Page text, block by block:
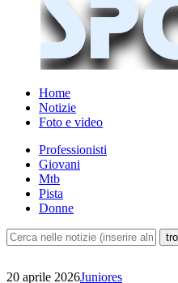
Home
Notizie
Foto e video
Professionisti
Giovani
Mtb
Pista
Donne
20 aprile 2026Juniores